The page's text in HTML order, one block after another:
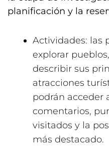
planificación y la
Actividades: las
explorar
describir sus
atracciones
podrán acceder
comentarios,
visitados y la
más destacado.